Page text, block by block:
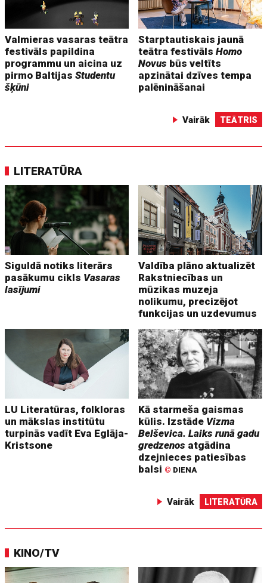
Valmieras vasaras teātra
festivāls papildina
programmu un aicina uz
pirmo BaltijasStudentu
šķūni
Starptautiskais jaunā
teātra festivālsHomo
Novus būs veltīts
apzinātai dzīves tempa
palēnināšanai
Vairāk TEĀTRIS
LITERATŪRA
Siguldā notiks literārs
pasākumu cikls Vasaras
lasījumi
Valdība plāno aktualizēt
Rakstniecības un
mūzikas muzeja
nolikumu, precizējot
funkcijas un uzdevumus
LU Literatūras, folkloras
un mākslas institūtu
turpinās vadīt Eva Eglāja-
Kristsone
Kā starmeša gaismas
kūlis. Izstāde Vizma
Belševica. Laiks runā gadu
gredzenos atgādina
dzejnieces patiesības
balsi © DIENA
Vairāk LITERATŪRA
KINO/TV